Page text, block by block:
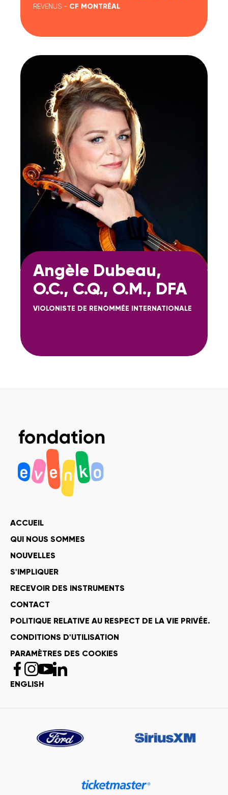
REVENUS - CF MONTRÉAL
Angèle Dubeau,
O.C., C.Q., O.M., DFA
VIOLONISTE DE RENOMMÉE INTERNATIONALE
ACCUEIL
QUI NOUS SOMMES
NOUVELLES
S'IMPLIQUER
RECEVOIR DES INSTRUMENTS
CONTACT
POLITIQUE RELATIVE AU RESPECT DE LA VIE PRIVÉE.
CONDITIONS D'UTILISATION
PARAMÈTRES DES COOKIES
ENGLISH